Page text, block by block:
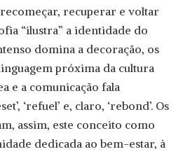
recuperar e voltar
“ilustra” a identidade do
domina a decoração, os
próxima da cultura
e a comunicação fala
‘refuel’ e, claro, ‘rebond’. Os
assim, este conceito como
dedicada ao bem-estar, à